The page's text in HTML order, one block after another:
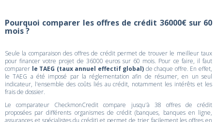
Pourquoi comparer les offres de crédit 36000€ sur 60
mois ?
Seule la comparaison des offres de crédit permet de trouver le meilleur taux
pour financer votre projet de 36000 euros sur 60 mois. Pour ce faire, il faut
comparer le TAEG (taux annuel effectif global) de chaque offre. En effet,
le TAEG a été imposé par la réglementation afin de résumer, en un seul
indicateur, l'ensemble des coûts liés au crédit, notamment les intérêts et les
frais de dossier.
Le comparateur CheckmonCredit compare jusqu'à 38 offres de crédit
proposées par différents organismes de crédit (banques, banques en ligne,
assurances et spécialistes du crédit) et permet de trier facilement les offres en